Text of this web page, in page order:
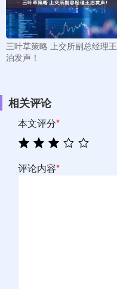
三叶草策略 上交所副总经理王
泊发声！
相关评论
本文评分*
评论内容*